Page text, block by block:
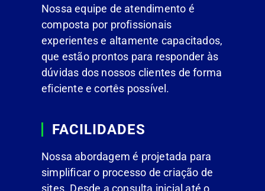
Nossa equipe de atendimento é
composta por profissionais
experientes e altamente capacitados,
que estão prontos para responder às
dúvidas dos nossos clientes de forma
eficiente e cortês possível.
FACILIDADES
Nossa abordagem é projetada para
simplificar o processo de criação de
sites. Desde a consulta inicial até o